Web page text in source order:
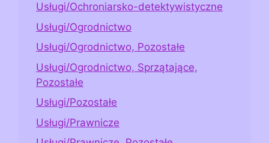
Usługi/Ochroniarsko-detektywistyczne
Usługi/Ogrodnictwo
Usługi/Ogrodnictwo, Pozostałe
Usługi/Ogrodnictwo, Sprzątające,
Pozostałe
Usługi/Pozostałe
Usługi/Prawnicze